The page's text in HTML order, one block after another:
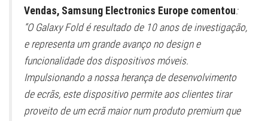
Vendas, Samsung Electronics Europe comentou:
“O Galaxy Fold é resultado de 10 anos de investigação,
e representa um grande avanço no design e
funcionalidade dos dispositivos móveis.
Impulsionando a nossa herança de desenvolvimento
de ecrãs, este dispositivo permite aos clientes tirar
proveito de um ecrã maior num produto premium que